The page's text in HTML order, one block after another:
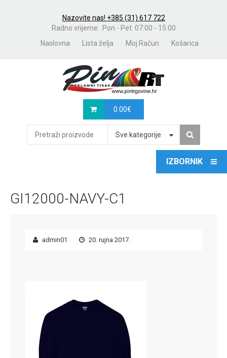
Nazovite nas! +385 (31) 617 722
Radno vrijeme: Pon - Pet: 07:00 - 15:00
Naslovna
Lista želja Moj Račun Košarica
0.00€
Sve kategorije
GI12000-NAVY-C1
admin01 20. rujna 2017.